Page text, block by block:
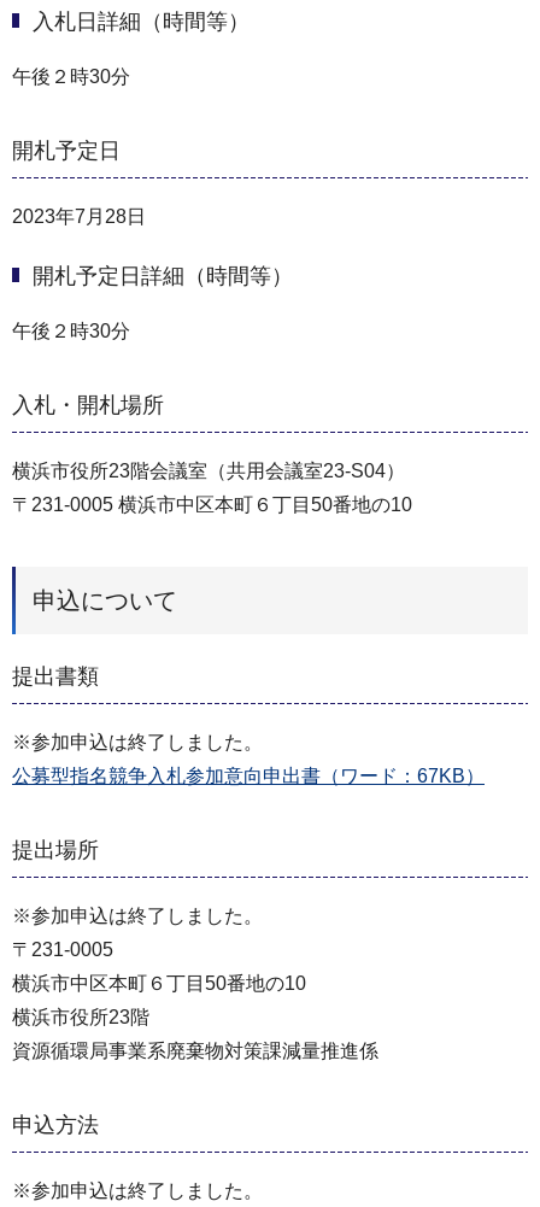
入札日詳細（時間等）
午後２時30分
開札予定日
2023年7月28日
開札予定日詳細（時間等）
午後２時30分
入札・開札場所
横浜市役所23階会議室（共用会議室23-S04）
〒231-0005 横浜市中区本町６丁目50番地の10
申込について
提出書類
※参加申込は終了しました。
公募型指名競争入札参加意向申出書（ワード：67KB）
提出場所
※参加申込は終了しました。
〒231-0005
横浜市中区本町６丁目50番地の10
横浜市役所23階
資源循環局事業系廃棄物対策課減量推進係
申込方法
※参加申込は終了しました。